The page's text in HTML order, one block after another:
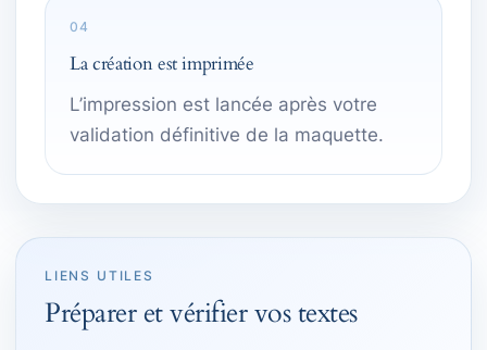
04
La création est imprimée
L’impression est lancée après votre
validation définitive de la maquette.
LIENS UTILES
Préparer et vérifier vos textes